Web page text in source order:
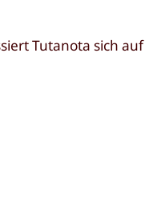
Tutanota sich